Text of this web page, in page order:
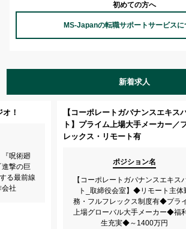
初めての方へ
MS-Japanの転職サポートサービスに
新着求人
！
呪術廻
撃の巨
る最前線
会社
【コーポレートガバナンスエキス
ト】プライム上場大手メーカー／
レックス・リモート有
ポジション名
【コーポレートガバナンスエキス
ト_取締役会室】◆リモート主体
務・フルフレックス制度有◆プラ
上場グローバル大手メーカー◆福
生充実◆～1400万円